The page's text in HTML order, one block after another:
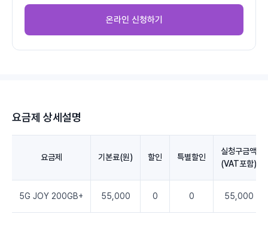
온라인 신청하기
요금제 상세설명
요금제 기본료(원) 할인 특별할인
실청구금액
(VAT포함)
5G JOY 200GB+ 55,000 0 0 55,000